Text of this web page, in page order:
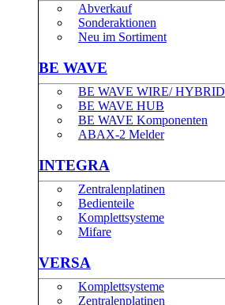
Abverkauf
Sonderaktionen
Neu im Sortiment
BE WAVE
BE WAVE WIRE/ HYBRID
BE WAVE HUB
BE WAVE Komponenten
ABAX-2 Melder
INTEGRA
Zentralenplatinen
Bedienteile
Komplettsysteme
Mifare
VERSA
Komplettsysteme
Zentralenplatinen